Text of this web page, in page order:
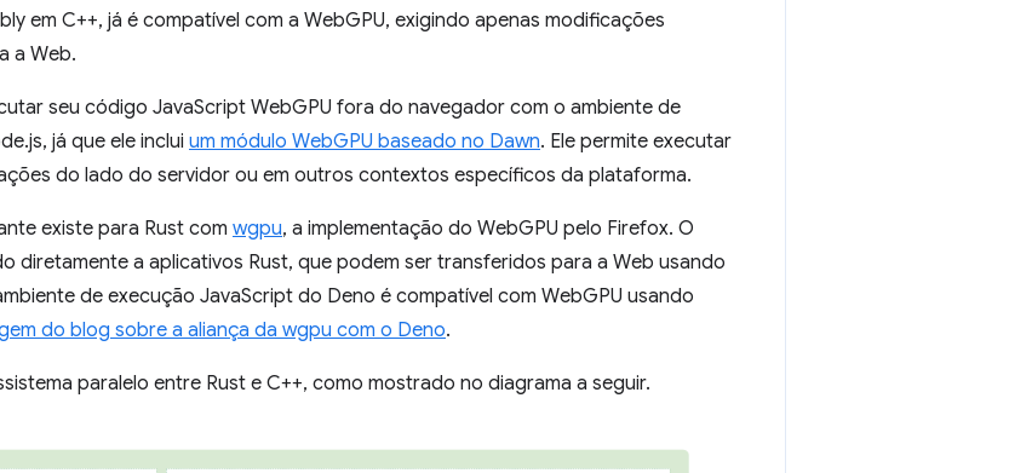
em C++, já é compatível com a WebGPU, exigindo apenas modificações
a Web.
seu código JavaScript WebGPU fora do navegador com o ambiente de
já que ele inclui um módulo WebGPU baseado no Dawn. Ele permite executar
do lado do servidor ou em outros contextos específicos da plataforma.
existe para Rust com wgpu, a implementação do WebGPU pelo Firefox. O
diretamente a aplicativos Rust, que podem ser transferidos para a Web usando
de execução JavaScript do Deno é compatível com WebGPU usando
do blog sobre a aliança da wgpu com o Deno.
paralelo entre Rust e C++, como mostrado no diagrama a seguir.